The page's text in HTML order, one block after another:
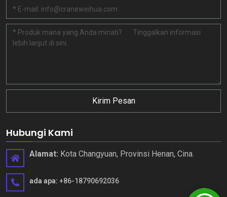
Kirim Pesan
Hubungi Kami
Alamat: Kota Changyuan, Provinsi Henan, Cina.
ada apa: +86-18790692036